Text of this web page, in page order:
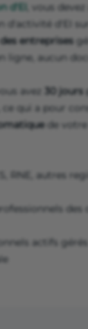
d'EI
, vous
d'activité d'EI
entreprises
ligne, aucun
avez
30 jours
qui a pour
de votre
RNE, autres
des
actifs